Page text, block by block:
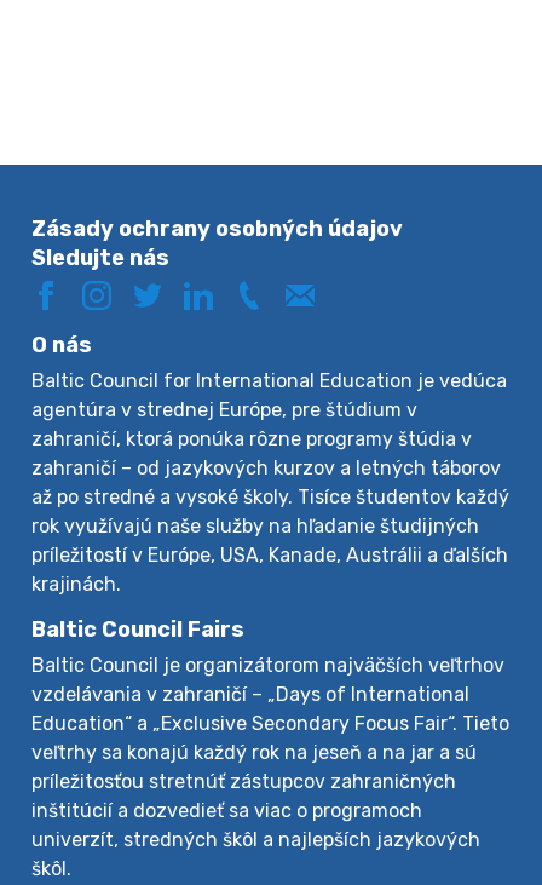
Zásady ochrany osobných údajov
Sledujte nás
O nás
Baltic Council for International Education je vedúca
agentúra v strednej Európe, pre štúdium v
zahraničí, ktorá ponúka rôzne programy štúdia v
zahraničí – od jazykových kurzov a letných táborov
až po stredné a vysoké školy. Tisíce študentov každý
rok využívajú naše služby na hľadanie študijných
príležitostí v Európe, USA, Kanade, Austrálii a ďalších
krajinách.
Baltic Council Fairs
Baltic Council je organizátorom najväčších veľtrhov
vzdelávania v zahraničí – „Days of International
Education“ a „Exclusive Secondary Focus Fair“. Tieto
veľtrhy sa konajú každý rok na jeseň a na jar a sú
príležitosťou stretnúť zástupcov zahraničných
inštitúcií a dozvedieť sa viac o programoch
univerzít, stredných škôl a najlepších jazykových
škôl.